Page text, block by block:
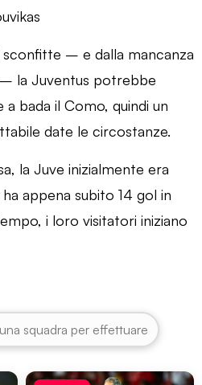
– e dalla mancanza
la Juventus potrebbe
bada il Como, quindi un
date le circostanze.
la Juve inizialmente era
appena subito 14 gol in
i loro visitatori iniziano